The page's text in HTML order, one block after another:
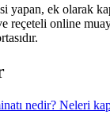
yapan, ek olarak
reçeteli online
nedir? Neleri